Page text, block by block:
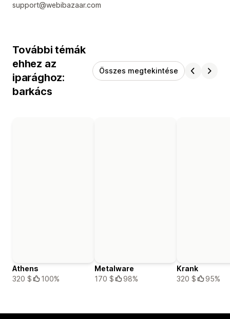
support@webibazaar.com
További témák
ehhez az
iparághoz:
barkács
Összes megtekintése
Athens
320 $
100%
Metalware
170 $
98%
Krank
320 $
95%